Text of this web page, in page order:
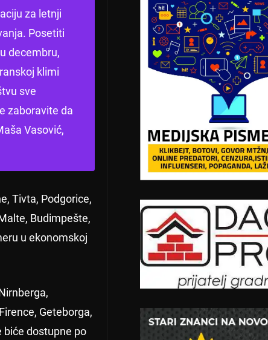
za letnji
Posetiti
decembru,
klimi
sve
zaboravite da
Vasović,
Tivta, Podgorice,
Budimpešte,
u ekonomskoj
Geteborga,
biće dostupne po